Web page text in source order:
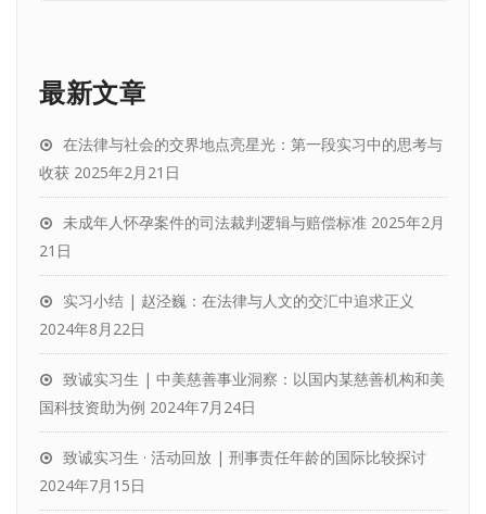
最新文章
在法律与社会的交界地点亮星光：第一段实习中的思考与
收获 2025年2月21日
未成年人怀孕案件的司法裁判逻辑与赔偿标准 2025年2月
21日
实习小结 | 赵泾巍：在法律与人文的交汇中追求正义
2024年8月22日
致诚实习生 | 中美慈善事业洞察：以国内某慈善机构和美
国科技资助为例 2024年7月24日
致诚实习生 · 活动回放 | 刑事责任年龄的国际比较探讨
2024年7月15日